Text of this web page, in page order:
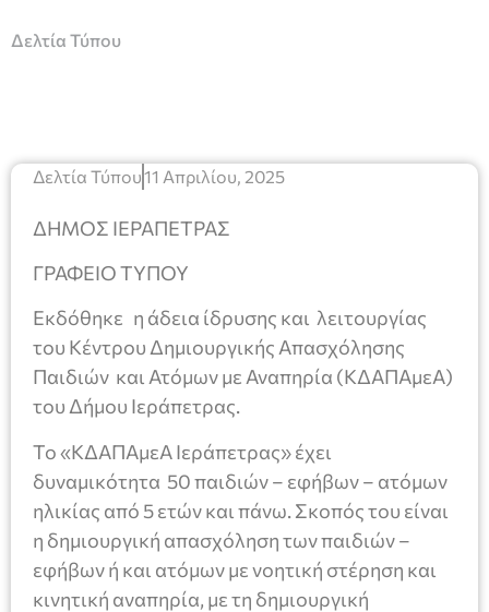
Δελτία Τύπου
Δελτία Τύπου11 Απριλίου, 2025
ΔΗΜΟΣ ΙΕΡΑΠΕΤΡΑΣ
ΓΡΑΦΕΙΟ ΤΥΠΟΥ
Εκδόθηκε η άδεια ίδρυσης και λειτουργίας
του Κέντρου Δημιουργικής Απασχόλησης
Παιδιών και Ατόμων με Αναπηρία (ΚΔΑΠΑμεΑ)
του Δήμου Ιεράπετρας.
Το «ΚΔΑΠΑμεΑ Ιεράπετρας» έχει
δυναμικότητα 50 παιδιών – εφήβων – ατόμων
ηλικίας από 5 ετών και πάνω. Σκοπός του είναι
η δημιουργική απασχόληση των παιδιών –
εφήβων ή και ατόμων με νοητική στέρηση και
κινητική αναπηρία, με τη δημιουργική